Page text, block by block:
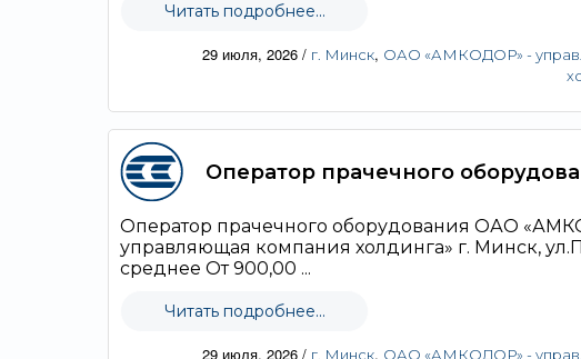
Читать подробнее...
29 июля, 2026 / г. Минск, ОАО «АМКОДОР» -
Оператор прачечного
Оператор прачечного оборудования ОАО
управляющая компания холдинга» г. Минск,
среднее От 900,00 ...
Читать подробнее...
29 июля, 2026 / г. Минск, ОАО «АМКОДОР» -